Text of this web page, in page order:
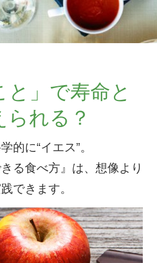
と」で寿命と
れる？
に“イエス”。
る食べ方』は、想像より
できます。